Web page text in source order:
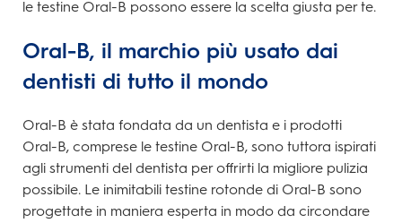
le testine Oral-B possono essere la scelta giusta per te.
Oral-B, il marchio più usato dai
dentisti di tutto il mondo
Oral-B è stata fondata da un dentista e i prodotti
Oral-B, comprese le testine Oral-B, sono tuttora ispirati
agli strumenti del dentista per offrirti la migliore pulizia
possibile. Le inimitabili testine rotonde di Oral-B sono
progettate in maniera esperta in modo da circondare